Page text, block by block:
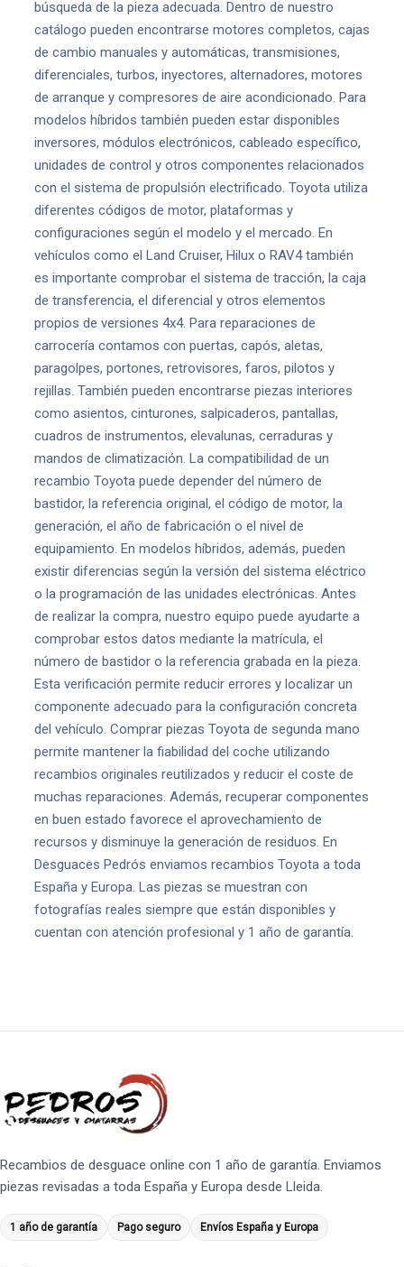
búsqueda de la pieza adecuada. Dentro de nuestro
catálogo pueden encontrarse motores completos, cajas
de cambio manuales y automáticas, transmisiones,
diferenciales, turbos, inyectores, alternadores, motores
de arranque y compresores de aire acondicionado. Para
modelos híbridos también pueden estar disponibles
inversores, módulos electrónicos, cableado específico,
unidades de control y otros componentes relacionados
con el sistema de propulsión electrificado. Toyota utiliza
diferentes códigos de motor, plataformas y
configuraciones según el modelo y el mercado. En
vehículos como el Land Cruiser, Hilux o RAV4 también
es importante comprobar el sistema de tracción, la caja
de transferencia, el diferencial y otros elementos
propios de versiones 4x4. Para reparaciones de
carrocería contamos con puertas, capós, aletas,
paragolpes, portones, retrovisores, faros, pilotos y
rejillas. También pueden encontrarse piezas interiores
como asientos, cinturones, salpicaderos, pantallas,
cuadros de instrumentos, elevalunas, cerraduras y
mandos de climatización. La compatibilidad de un
recambio Toyota puede depender del número de
bastidor, la referencia original, el código de motor, la
generación, el año de fabricación o el nivel de
equipamiento. En modelos híbridos, además, pueden
existir diferencias según la versión del sistema eléctrico
o la programación de las unidades electrónicas. Antes
de realizar la compra, nuestro equipo puede ayudarte a
comprobar estos datos mediante la matrícula, el
número de bastidor o la referencia grabada en la pieza.
Esta verificación permite reducir errores y localizar un
componente adecuado para la configuración concreta
del vehículo. Comprar piezas Toyota de segunda mano
permite mantener la fiabilidad del coche utilizando
recambios originales reutilizados y reducir el coste de
muchas reparaciones. Además, recuperar componentes
en buen estado favorece el aprovechamiento de
recursos y disminuye la generación de residuos. En
Desguaces Pedrós enviamos recambios Toyota a toda
España y Europa. Las piezas se muestran con
fotografías reales siempre que están disponibles y
cuentan con atención profesional y 1 año de garantía.
Recambios de desguace online con 1 año de garantía. Enviamos
piezas revisadas a toda España y Europa desde Lleida.
1 año de garantía Pago seguro Envíos España y Europa